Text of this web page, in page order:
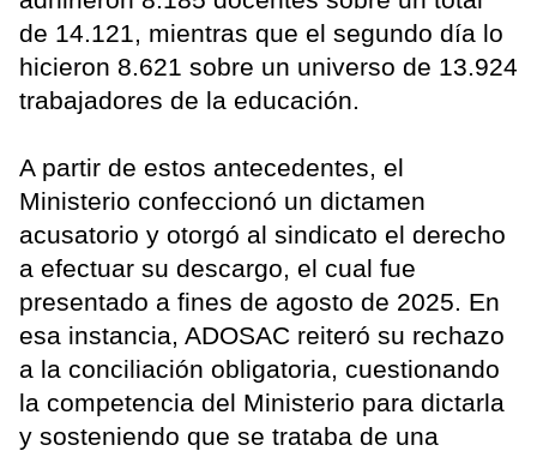
de 14.121, mientras que el segundo día lo
hicieron 8.621 sobre un universo de 13.924
trabajadores de la educación.
A partir de estos antecedentes, el
Ministerio confeccionó un dictamen
acusatorio y otorgó al sindicato el derecho
a efectuar su descargo, el cual fue
presentado a fines de agosto de 2025. En
esa instancia, ADOSAC reiteró su rechazo
a la conciliación obligatoria, cuestionando
la competencia del Ministerio para dictarla
y sosteniendo que se trataba de una